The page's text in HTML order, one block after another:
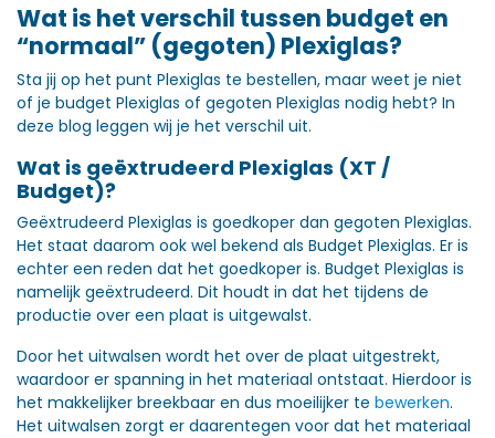
Wat is het verschil tussen budget en
“normaal” (gegoten) Plexiglas?
Sta jij op het punt Plexiglas te bestellen, maar weet je niet
of je budget Plexiglas of gegoten Plexiglas nodig hebt? In
deze blog leggen wij je het verschil uit.
Wat is geëxtrudeerd Plexiglas (XT /
Budget)?
Geëxtrudeerd Plexiglas is goedkoper dan gegoten Plexiglas.
Het staat daarom ook wel bekend als Budget Plexiglas. Er is
echter een reden dat het goedkoper is. Budget Plexiglas is
namelijk geëxtrudeerd. Dit houdt in dat het tijdens de
productie over een plaat is uitgewalst.
Door het uitwalsen wordt het over de plaat uitgestrekt,
waardoor er spanning in het materiaal ontstaat. Hierdoor is
het makkelijker breekbaar en dus moeilijker te bewerken.
Het uitwalsen zorgt er daarentegen voor dat het materiaal